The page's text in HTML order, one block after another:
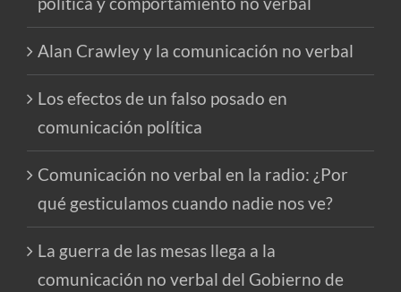
Alan Crawley y la comunicación no verbal
Los efectos de un falso posado en
comunicación política
Comunicación no verbal en la radio: ¿Por
qué gesticulamos cuando nadie nos ve?
La guerra de las mesas llega a la
comunicación no verbal del Gobierno de